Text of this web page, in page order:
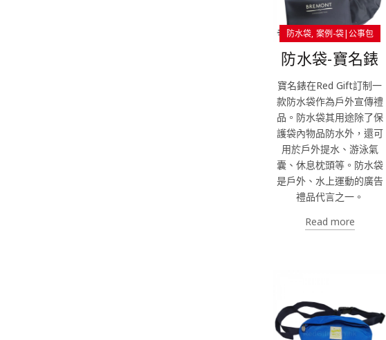
防水袋 案例-袋|公事包
防水袋-寶名錶
寶名錶在Red Gift訂制一
款防水袋作為戶外宣傳禮
品。防水袋其用途除了保
護袋內物品防水外，還可
用於戶外提水、游泳氣
囊、休息枕頭等。防水袋
是戶外、水上運動的廣告
禮品代言之一。
Read more